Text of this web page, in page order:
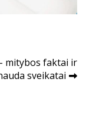
mitybos faktai ir
sveikatai